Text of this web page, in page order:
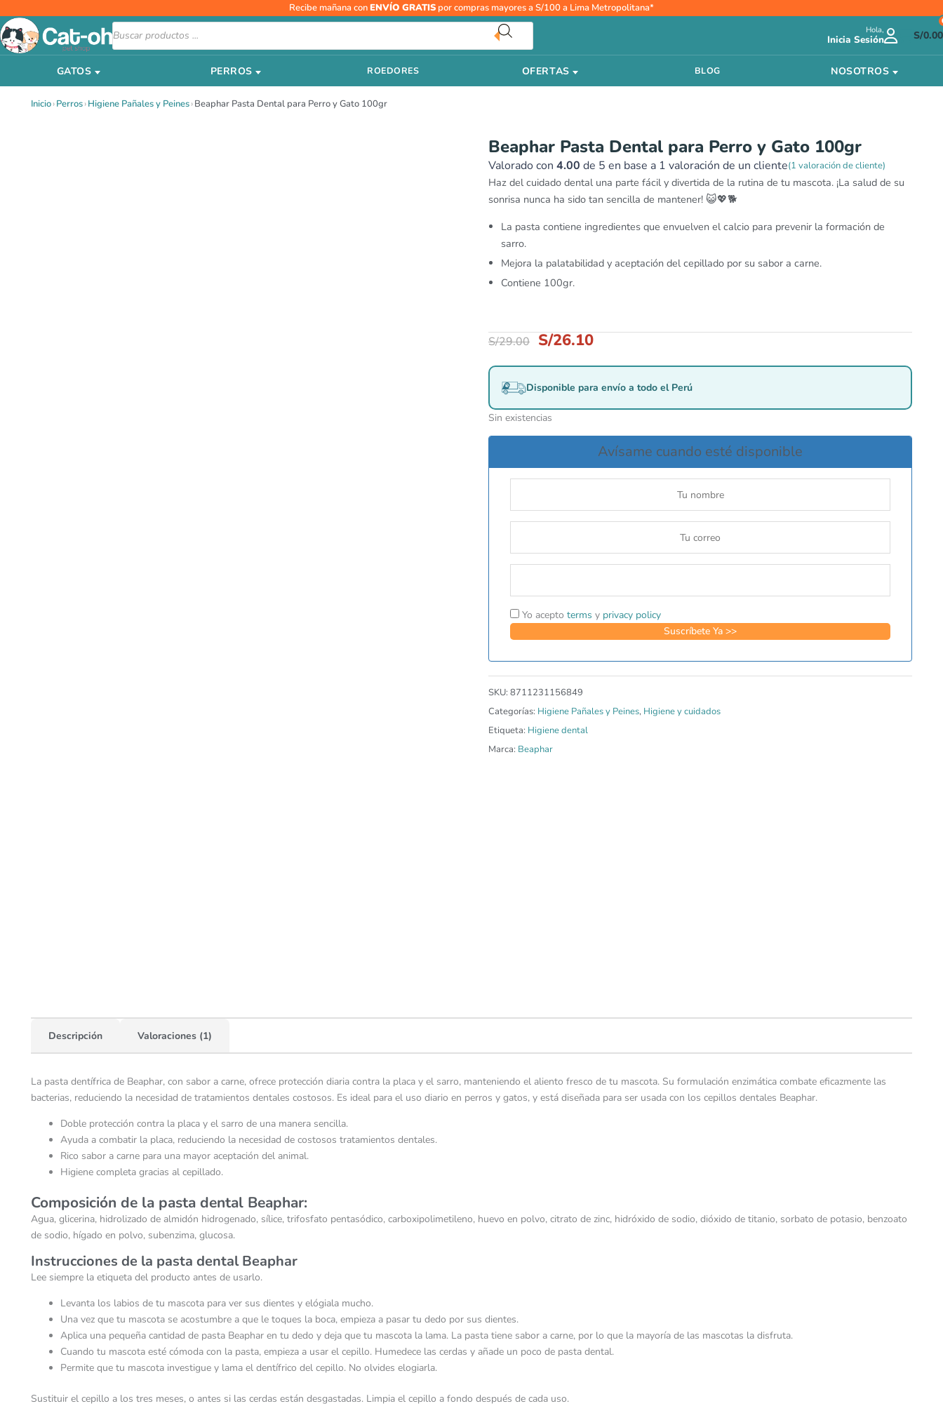
al
contenido
Recibe mañana conENVÍO GRATIS por compras mayores a S/100 a Lima Metropolitana*
Búsqueda
de
productos
Hola,
Inicia Sesión S/0.00
GATOS PERROS ROEDORES OFERTAS BLOG NOSOTROS
Inicio›Perros›Higiene Pañales y Peines›Beaphar Pasta Dental para Perro y Gato 100gr
Beaphar Pasta Dental para Perro y Gato 100gr
Valorado con 4.00 de 5 en base a 1 valoración de un cliente(1 valoración de cliente)
Haz del cuidado dental una parte fácil y divertida de la rutina de tu mascota. ¡La salud de su
sonrisa nunca ha sido tan sencilla de mantener! 😺💖🐕
La pasta contiene ingredientes que envuelven el calcio para prevenir la formación de
sarro.
Mejora la palatabilidad y aceptación del cepillado por su sabor a carne.
Contiene 100gr.
S/29.00
El
precio
era:
S/29.00.
S/26.10
El
precio
es:
Disponible para envío a todo el Perú
Sin existencias
Avísame cuando esté disponible
Yo acepto terms y privacy policy
SKU: 8711231156849
Categorías: Higiene Pañales y Peines, Higiene y cuidados
Etiqueta: Higiene dental
Marca: Beaphar
Descripción Valoraciones (1)
La pasta dentífrica de Beaphar, con sabor a carne, ofrece protección diaria contra la placa y el sarro, manteniendo el aliento fresco de tu mascota. Su formulación enzimática combate eficazmente las
bacterias, reduciendo la necesidad de tratamientos dentales costosos. Es ideal para el uso diario en perros y gatos, y está diseñada para ser usada con los cepillos dentales Beaphar.
Doble protección contra la placa y el sarro de una manera sencilla.
Ayuda a combatir la placa, reduciendo la necesidad de costosos tratamientos dentales.
Rico sabor a carne para una mayor aceptación del animal.
Higiene completa gracias al cepillado.
Composición de la pasta dental Beaphar:
Agua, glicerina, hidrolizado de almidón hidrogenado, sílice, trifosfato pentasódico, carboxipolimetileno, huevo en polvo, citrato de zinc, hidróxido de sodio, dióxido de titanio, sorbato de potasio, benzoato
de sodio, hígado en polvo, subenzima, glucosa.
Instrucciones de la pasta dental Beaphar
Lee siempre la etiqueta del producto antes de usarlo.
Levanta los labios de tu mascota para ver sus dientes y elógiala mucho.
Una vez que tu mascota se acostumbre a que le toques la boca, empieza a pasar tu dedo por sus dientes.
Aplica una pequeña cantidad de pasta Beaphar en tu dedo y deja que tu mascota la lama. La pasta tiene sabor a carne, por lo que la mayoría de las mascotas la disfruta.
Cuando tu mascota esté cómoda con la pasta, empieza a usar el cepillo. Humedece las cerdas y añade un poco de pasta dental.
Permite que tu mascota investigue y lama el dentífrico del cepillo. No olvides elogiarla.
Sustituir el cepillo a los tres meses, o antes si las cerdas están desgastadas. Limpia el cepillo a fondo después de cada uso.